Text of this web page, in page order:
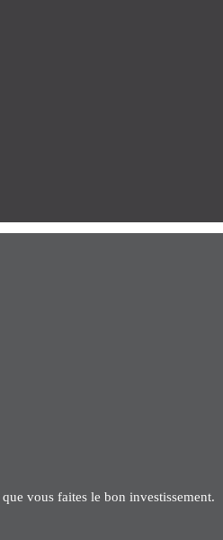
vous faites le bon investissement.